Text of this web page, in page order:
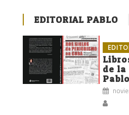
EDITORIAL PABLO
de
Pablo